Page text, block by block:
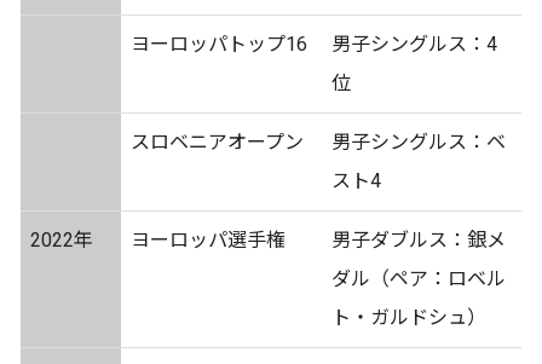
ヨーロッパトップ16
男子シングルス：4
位
スロベニアオープン
男子シングルス：ベ
スト4
2022年 ヨーロッパ選手権
男子ダブルス：銀メ
ダル（ペア：ロベル
ト・ガルドシュ）